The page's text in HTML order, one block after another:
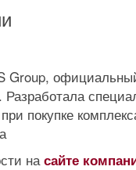
Group,
Разработала
покупке
насайте